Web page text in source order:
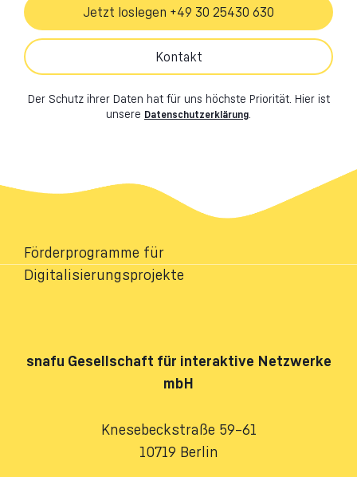
Jetzt loslegen +49 30 25430 630
Kontakt
Der Schutz ihrer Daten hat für uns höchste Priorität. Hier ist
unsere Datenschutzerklärung
Förderprogramme für
Digitalisierungsprojekte
snafu Gesellschaft für interaktive Netzwerke
mbH
Knesebeckstraße 59–61
10719 Berlin